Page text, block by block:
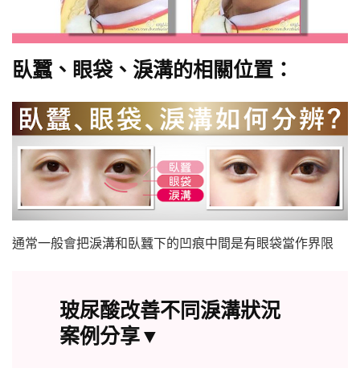
臥蠶、眼袋、淚溝的相關位置：
通常一般會把淚溝和臥蠶下的凹痕中間是有眼袋當作界限
玻尿酸改善不同淚溝狀況
案例分享▼